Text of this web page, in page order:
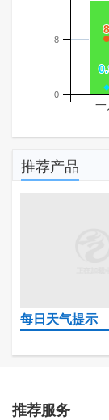
8
8
一
0
8
推荐产品
每日天气提示
推荐服务